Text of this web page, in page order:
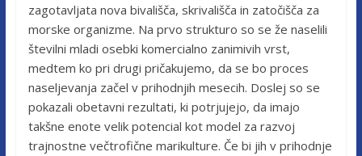
zagotavljata nova bivališča, skrivališča in zatočišča za
morske organizme. Na prvo strukturo so se že naselili
številni mladi osebki komercialno zanimivih vrst,
medtem ko pri drugi pričakujemo, da se bo proces
naseljevanja začel v prihodnjih mesecih. Doslej so se
pokazali obetavni rezultati, ki potrjujejo, da imajo
takšne enote velik potencial kot model za razvoj
trajnostne večtrofične marikulture. Če bi jih v prihodnje